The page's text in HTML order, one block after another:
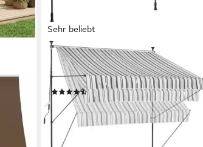
Sehr beliebt
KONIFERA
Klemmmarkise Nerja Breite/ Ausfall:
200/120 cm
(81)
49,49 € UVP76,11 €
-35%
lieferbar - in 4-5 Werktagen bei dir